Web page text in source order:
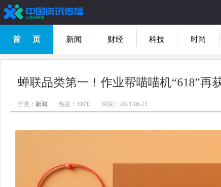
首 页 新闻 财经 科技 时尚
蝉联品类第一！作业帮喵喵机“618”再
分类： 新闻 热度：100℃ 时间：2021-06-21